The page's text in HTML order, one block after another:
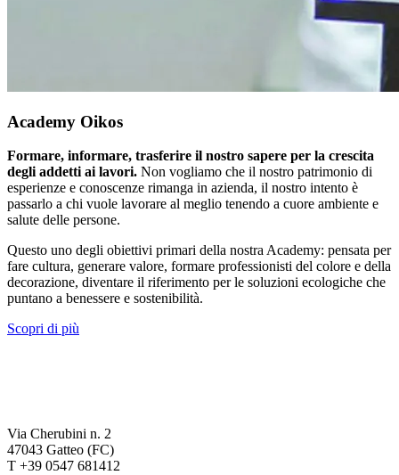
Academy Oikos
Formare, informare, trasferire il nostro sapere per la crescita
degli addetti ai lavori. Non vogliamo che il nostro patrimonio di
esperienze e conoscenze rimanga in azienda, il nostro intento è
passarlo a chi vuole lavorare al meglio tenendo a cuore ambiente e
salute delle persone.
Questo uno degli obiettivi primari della nostra Academy: pensata per
fare cultura, generare valore, formare professionisti del colore e della
decorazione, diventare il riferimento per le soluzioni ecologiche che
puntano a benessere e sostenibilità.
Scopri di più
Via Cherubini n. 2
47043 Gatteo (FC)
T +39 0547 681412